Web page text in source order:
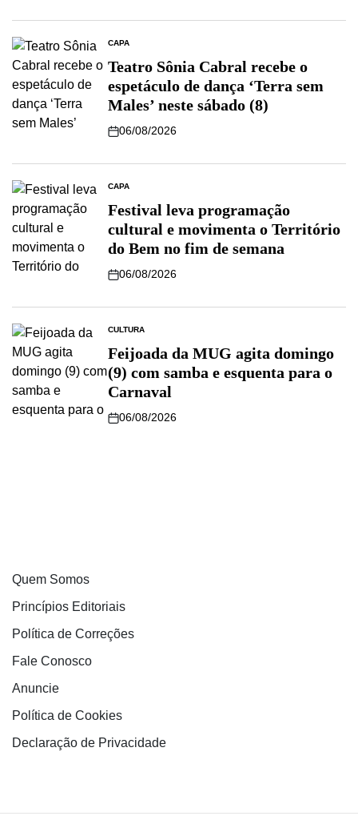
CAPA
Teatro Sônia Cabral recebe o
espetáculo de dança ‘Terra sem
Males’ neste sábado (8)
06/08/2026
CAPA
Festival leva programação
cultural e movimenta o Território
do Bem no fim de semana
06/08/2026
CULTURA
Feijoada da MUG agita domingo
(9) com samba e esquenta para o
Carnaval
06/08/2026
Quem Somos
Princípios Editoriais
Política de Correções
Fale Conosco
Anuncie
Política de Cookies
Declaração de Privacidade